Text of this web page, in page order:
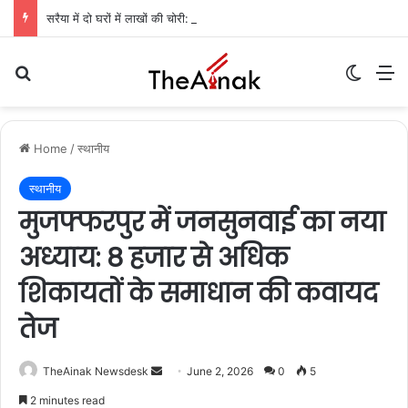
सरैया में दो घरों में लाखों की चोरी: गहने और नकदी गायब, पुलिस जांच में जुटी
Home /स्थानीय
स्थानीय
मुजफ्फरपुर में जनसुनवाई का नया
अध्याय: 8 हजार से अधिक
शिकायतों के समाधान की कवायद
तेज
TheAinak Newsdesk June 2, 2026 0 5
2 minutes read